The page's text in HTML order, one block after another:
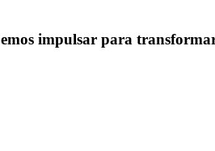
impulsar para